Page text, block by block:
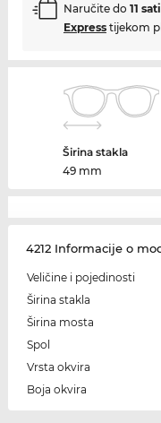
Naručite do 11
Expresstijekom
Širina stakla
49 mm
4212 Informacije o
Veličine i pojedinosti
Širina stakla
Širina mosta
Spol
Vrsta okvira
Boja okvira